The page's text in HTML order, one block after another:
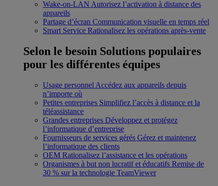
Wake-on-LAN Autorisez l’activation à distance des
appareils
Partage d’écran Communication visuelle en temps réel
Smart Service Rationalisez les opérations après-vente
Selon le besoin Solutions populaires
pour les différentes équipes
Usage personnel Accédez aux appareils depuis
n’importe où
Petites entreprises Simplifiez l’accès à distance et la
téléassistance
Grandes entreprises Développez et protégez
l’informatique d’entreprise
Fournisseurs de services gérés Gérez et maintenez
l’informatique des clients
OEM Rationalisez l’assistance et les opérations
Organismes à but non lucratif et éducatifs Remise de
30 % sur la technologie TeamViewer